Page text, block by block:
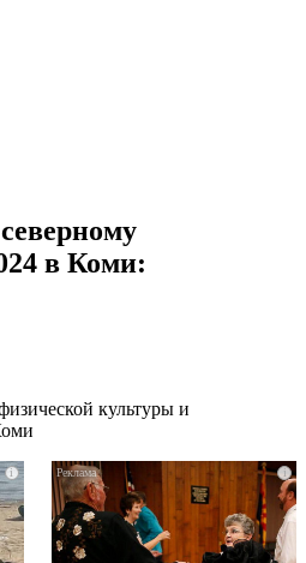
в Коми:
культуры и
i i